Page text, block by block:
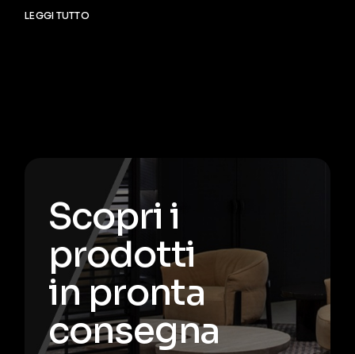
LEGGI TUTTO
Scopri i
prodotti
in pronta
consegna